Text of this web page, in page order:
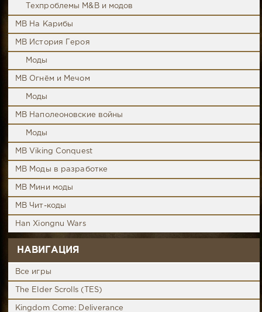
Техпроблемы M&B и модов
MB На Карибы
MB История Героя
Моды
MB Огнём и Мечом
Моды
MB Наполеоновские войны
Моды
MB Viking Conquest
MB Моды в разработке
MB Мини моды
MB Чит-коды
Han Xiongnu Wars
НАВИГАЦИЯ
Все игры
The Elder Scrolls (TES)
Kingdom Come: Deliverance